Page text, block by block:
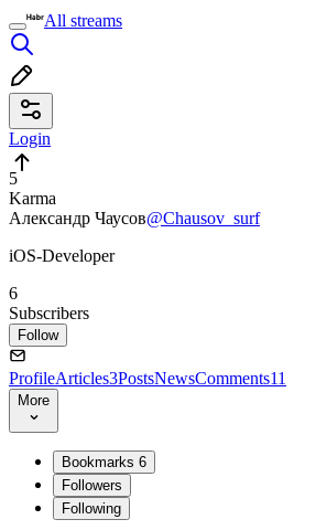
All streams
Login
5
Karma
Александр Чаусов@Chausov_surf
iOS-Developer
6
Subscribers
Follow
ProfileArticles3PostsNewsComments11
More
Bookmarks 6
Followers
Following